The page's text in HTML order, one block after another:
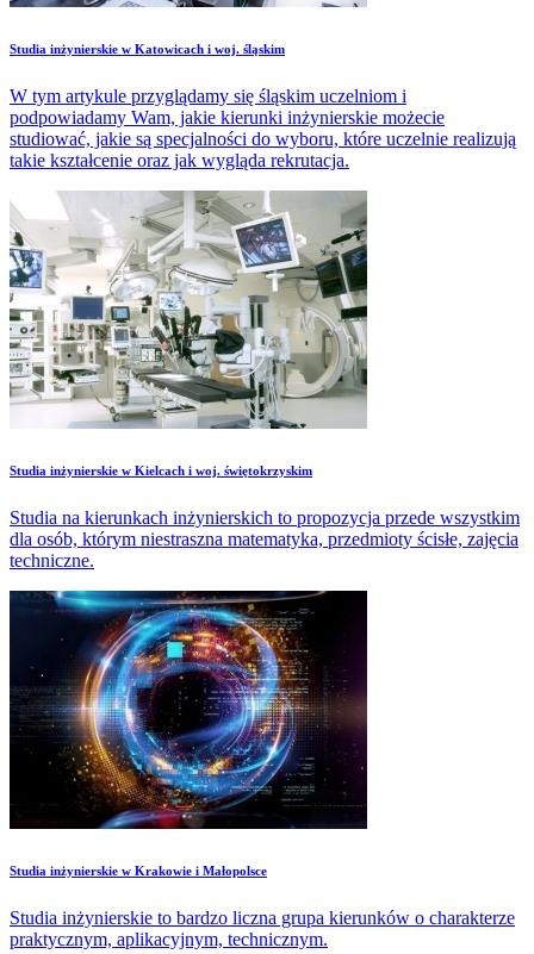
Studia inżynierskie w Katowicach i woj. śląskim
W tym artykule przyglądamy się śląskim uczelniom i
podpowiadamy Wam, jakie kierunki inżynierskie możecie
studiować, jakie są specjalności do wyboru, które uczelnie realizują
takie kształcenie oraz jak wygląda rekrutacja.
Studia inżynierskie w Kielcach i woj. świętokrzyskim
Studia na kierunkach inżynierskich to propozycja przede wszystkim
dla osób, którym niestraszna matematyka, przedmioty ścisłe, zajęcia
techniczne.
Studia inżynierskie w Krakowie i Małopolsce
Studia inżynierskie to bardzo liczna grupa kierunków o charakterze
praktycznym, aplikacyjnym, technicznym.